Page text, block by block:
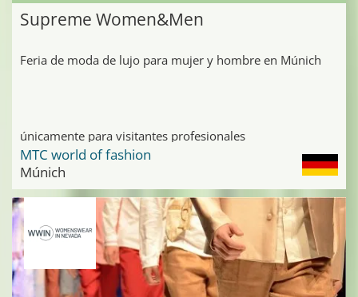
Supreme Women&Men
Feria de moda de lujo para mujer y hombre en Múnich
únicamente para visitantes profesionales
MTC world of fashion
Múnich